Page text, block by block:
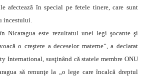
afectează în special pe fetele tinere, care sunt
incestului.
Nicaragua este rezultatul unei legi şocante şi
o creştere a deceselor materne”, a declarat
International, susţinând că statele membre ONU
să renunţe la „o lege care încalcă dreptul